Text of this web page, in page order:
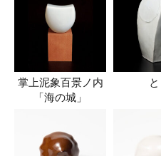
掌上泥象百景ノ内
「海の城」